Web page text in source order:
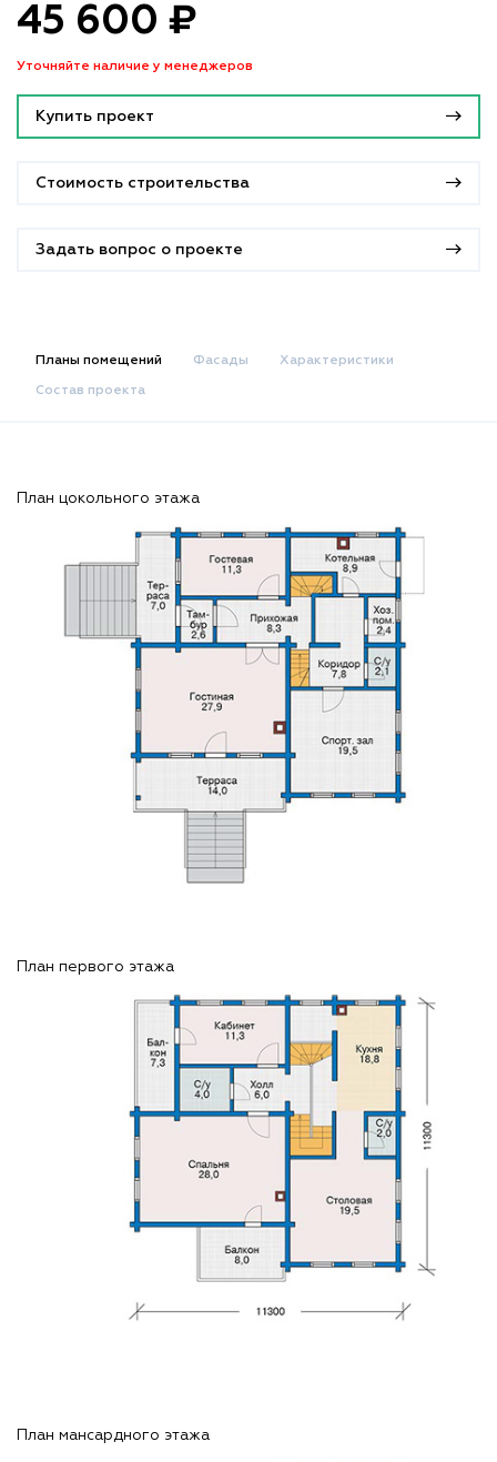
45 600 ₽
Уточняйте наличие у менеджеров
Купить проект
Стоимость строительства
Задать вопрос о проекте
Планы помещений Фасады Характеристики
Состав проекта
План цокольного этажа
План первого этажа
План мансардного этажа